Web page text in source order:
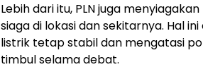
Lebih dari itu, PLN juga
siaga di lokasi dan sekitarnya. Hal
listrik tetap stabil dan mengatasi
timbul selama debat.